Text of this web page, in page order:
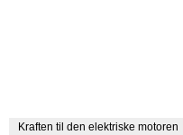
Kraften til den elektriske motoren